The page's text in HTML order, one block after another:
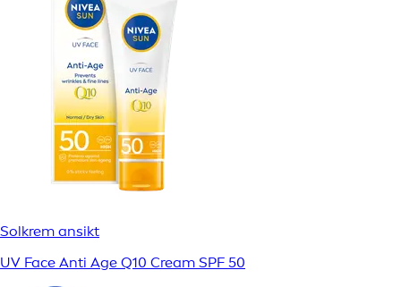
Solkrem ansikt
UV Face Anti Age Q10 Cream SPF 50